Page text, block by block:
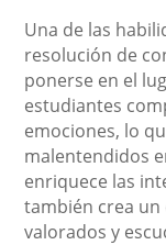
Una de las
resolución de
ponerse en el
estudiantes
emociones, lo
malentendidos
enriquece las
también crea
valorados y